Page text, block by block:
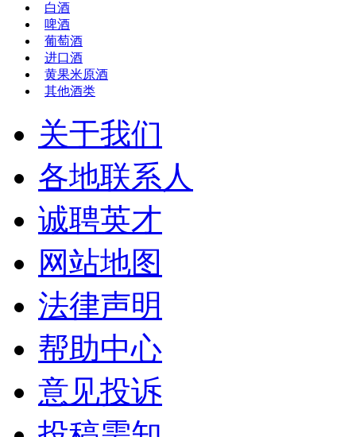
白酒
啤酒
葡萄酒
进口酒
黄果米原酒
其他酒类
关于我们
各地联系人
诚聘英才
网站地图
法律声明
帮助中心
意见投诉